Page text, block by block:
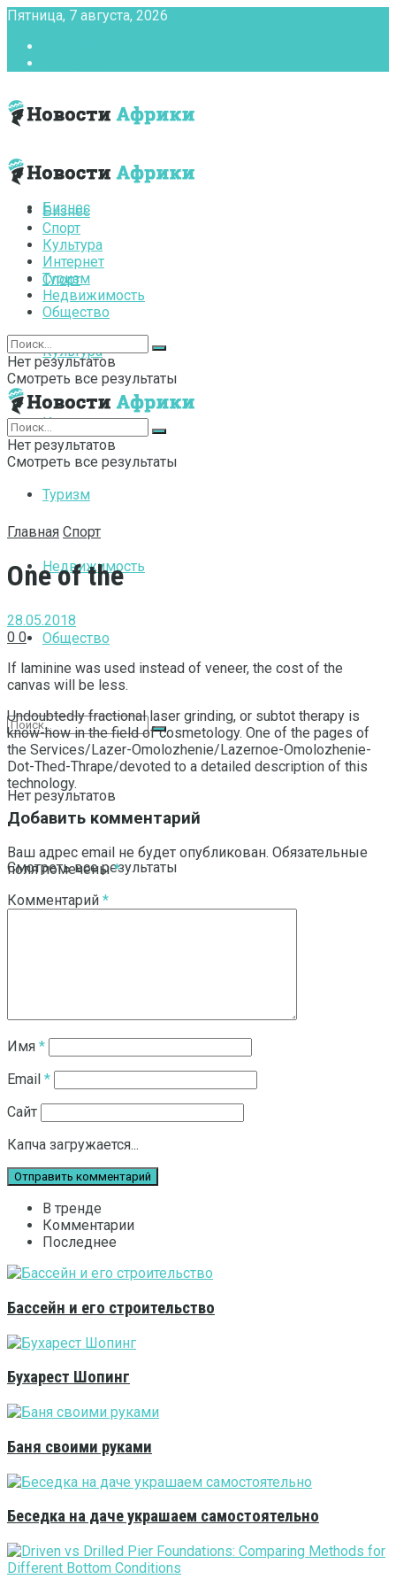
Пятница, 7 августа, 2026
Бизнес
Спорт
Культура
Интернет
Туризм
Недвижимость
Общество
Нет результатов
Смотреть все результаты
Бизнес
Спорт
Культура
Интернет
Туризм
Недвижимость
Общество
Нет результатов
Смотреть все результаты
Нет результатов
Смотреть все результаты
Главная Спорт
One of the
28.05.2018
0 0
If laminine was used instead of veneer, the cost of the
canvas will be less.
Undoubtedly fractional laser grinding, or subtot therapy is
know-how in the field of cosmetology. One of the pages of
the Services/Lazer-Omolozhenie/Lazernoe-Omolozhenie-
Dot-Thed-Thrape/devoted to a detailed description of this
technology.
Добавить комментарий
Ваш адрес email не будет опубликован. Обязательные
поля помечены*
Комментарий *
Имя *
Email *
Сайт
Капча загружается...
В тренде
Комментарии
Последнее
Бассейн и его строительство
Бухарест Шопинг
Баня своими руками
Беседка на даче украшаем самостоятельно